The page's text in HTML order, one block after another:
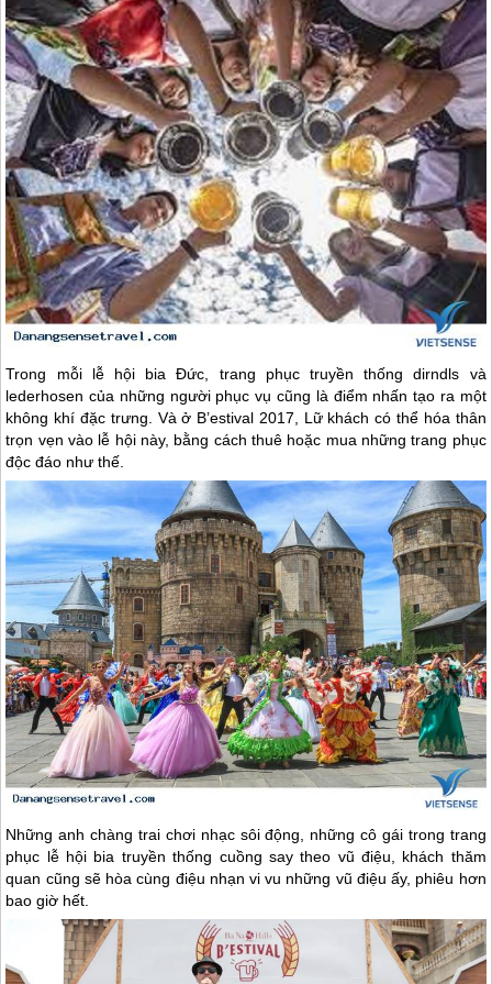
Trong mỗi lễ hội bia Đức, trang phục truyền thống dirndls và
lederhosen của những người phục vụ cũng là điểm nhấn tạo ra một
không khí đặc trưng. Và ở B’estival 2017, Lữ khách có thể hóa thân
trọn vẹn vào lễ hội này, bằng cách thuê hoặc mua những trang phục
độc đáo như thế.
Những anh chàng trai chơi nhạc sôi động, những cô gái trong trang
phục lễ hội bia truyền thống cuồng say theo vũ điệu, khách thăm
quan cũng sẽ hòa cùng điệu nhạn vi vu những vũ điệu ấy, phiêu hơn
bao giờ hết.